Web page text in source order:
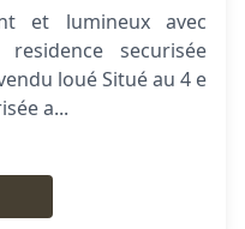
et lumineux avec
securisée
loué Situé au 4 e
a...